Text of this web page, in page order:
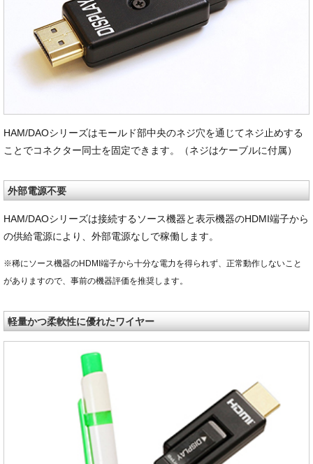
HAM/DAOシリーズはモールド部中央のネジ穴を通じてネジ止めする
ことでコネクター同士を固定できます。（ネジはケーブルに付属）
外部電源不要
HAM/DAOシリーズは接続するソース機器と表示機器のHDMI端子から
の供給電源により、外部電源なしで稼働します。
※稀にソース機器のHDMI端子から十分な電力を得られず、正常動作しないこと
がありますので、事前の機器評価を推奨します。
軽量かつ柔軟性に優れたワイヤー